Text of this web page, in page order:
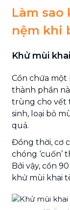
Làm
nệm khi
Khử mùi
Cồn chứa một
thành phần
trùng cho vết
sinh, loại bỏ
quả.
Đồng thời, cơ
chóng ‘cuốn’
Bởi vậy, cồn
khử mùi khai